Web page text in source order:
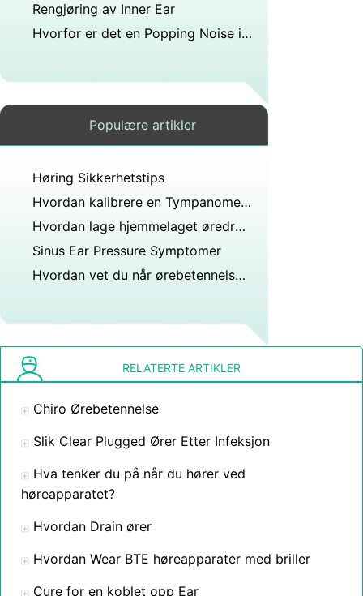
Rengjøring av Inner Ear
Hvorfor er det en Popping Noise i en av mine ører
Populære artikler
Høring Sikkerhetstips
Hvordan kalibrere en Tympanometer
Hvordan lage hjemmelaget øredråper
Sinus Ear Pressure Symptomer
Hvordan vet du når ørebetennelsen din helbreder?
RELATERTE ARTIKLER
Chiro Ørebetennelse
Slik Clear Plugged Ører Etter Infeksjon
Hva tenker du på når du hører ved
høreapparatet?
Hvordan Drain ører
Hvordan Wear BTE høreapparater med briller
Cure for en koblet opp Ear